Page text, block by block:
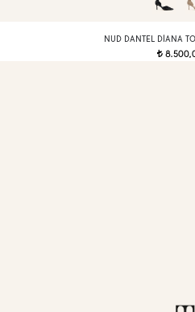
NUD DANTEL DIANA
t